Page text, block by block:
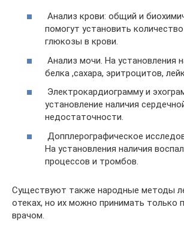
Анализ крови: общий и
помогут установить
глюкозы в крови.
Анализ мочи. На установления
белка ,сахара, эритроцитов,
Электрокардиограмму и
установление наличия
недостаточности.
Допплерографическое
На установления наличия
процессов и тромбов.
Существуют также народные методы
отеках, но их можно принимать только
врачом.